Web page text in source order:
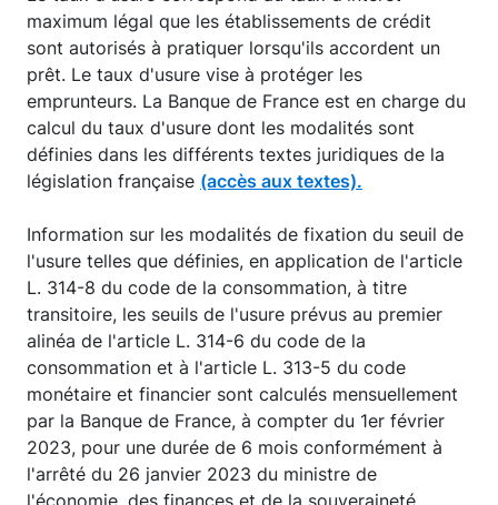
maximum légal que les établissements de crédit
sont autorisés à pratiquer lorsqu'ils accordent un
prêt. Le taux d'usure vise à protéger les
emprunteurs. La Banque de France est en charge du
calcul du taux d'usure dont les modalités sont
définies dans les différents textes juridiques de la
législation française (accès aux textes).
Information sur les modalités de fixation du seuil de
l'usure telles que définies, en application de l'article
L. 314-8 du code de la consommation, à titre
transitoire, les seuils de l'usure prévus au premier
alinéa de l'article L. 314-6 du code de la
consommation et à l'article L. 313-5 du code
monétaire et financier sont calculés mensuellement
par la Banque de France, à compter du 1er février
2023, pour une durée de 6 mois conformément à
l'arrêté du 26 janvier 2023 du ministre de
l'économie, des finances et de la souveraineté